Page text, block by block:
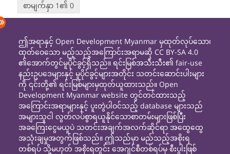
စာမျက်နှာ 1၏ 0
ဤအရာနှင့် Open Development Myanmar မှထုတ်လုပ်သော၊
ထုတ်ဝေသော မည့်သည့်အကြောင်းအရာမဆို CC BY-SA 4.0
၏အောက်တွင်မူပိုင်ခွင့်ရှိသည်။ ရင်းမြစ်အသီးသီး၏ fair-use
နည်းဥပဒေများနှင့် မူပိုင်ခွင့်များအတိုင်း သတင်းဆောင်းပါးများ
ကို ၎င်းတို့၏ ရင်းမြစ်များမှထုတ်ယူထားသည်။ Open
Development Myanmar website တွင်တင်ထားသည့်
အကြောင်းအရာများနှင့် ပူးတွဲပါဝင်သည့် database များသည်
အများသူငါ လွတ်လပ်စွာရယူနိုင်သောစာတမ်းများဖြစ်ပြီး
အခကြေးငွေမယူပဲ သတင်းအချက်အလက်ဆိုင်ရာ အထွေထွေ
အသုံးချမှုအတွက်ဖြစ်သည်။ ဤသည်မှာ မည်သည့်အစိုးရ
တစ်ရပ် သို့မဟုတ် အစိုးရတွင်း အေဂျင်စီတစ်ရပ်မှ စီးပွါးဖြစ်